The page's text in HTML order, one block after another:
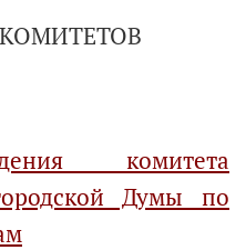
комитета
Думы по